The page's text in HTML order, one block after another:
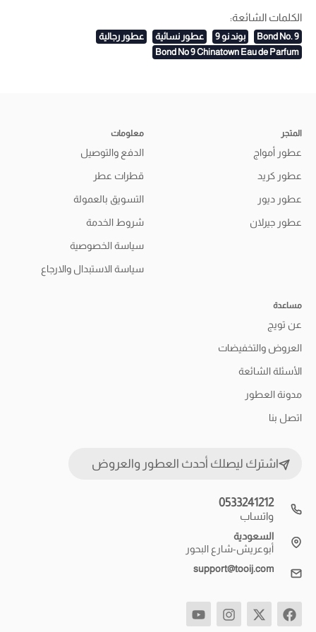
الكلمات الشائعة:
Bond No. 9 بوند نو 9 عطور نسائية
عطور رجالية
Bond No 9 Chinatown Eau de Parfum
المتجر
عطور أمواج
عطور كريد
عطور ديور
عطور جيرلان
معلومات
الدفع والتوصيل
قطرات عطر
التسويق بالعمولة
شروط الخدمة
سياسة الخصوصية
سياسة الاستبدال والارجاع
مساعدة
عن تويج
العروض والتخفيضات
الأسئلة الشائعة
مدونة العطور
اتصل بنا
اشترك ليصلك أحدث العطور والعروض
0533241212
واتساب
السعودية
أبوعريش-شارع البحور
support@tooij.com